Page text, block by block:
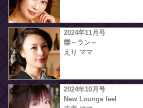
2024年11月号
欒～ラン～
えり ママ
2024年10月号
New Lounge feel